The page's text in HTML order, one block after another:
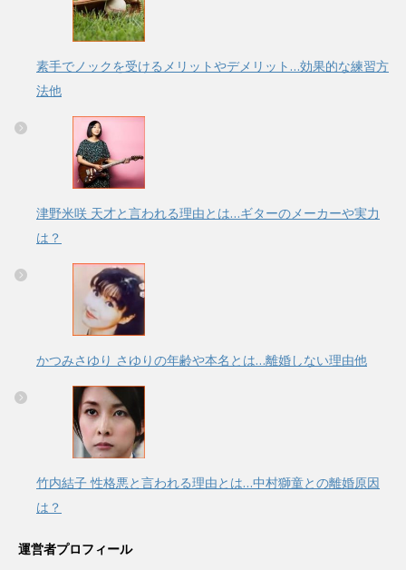
素手でノックを受けるメリットやデメリット…効果的な練習方
法他
津野米咲 天才と言われる理由とは…ギターのメーカーや実力
は？
かつみさゆり さゆりの年齢や本名とは…離婚しない理由他
竹内結子 性格悪と言われる理由とは…中村獅童との離婚原因
は？
運営者プロフィール